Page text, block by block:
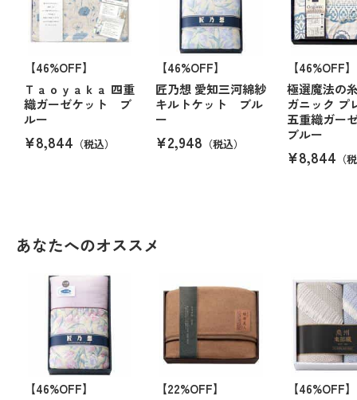
【46%OFF】
Ｔａｏｙａｋａ 四重
織ガーゼケット ブ
ルー
¥8,844 （税込）
【46%OFF】
匠乃想 愛知三河綿紗
キルトケット ブル
ー
¥2,948 （税込）
【46%OFF】
極選魔法の
ガニック プ
五重織ガ
ブルー
¥8,844 （
あなたへのオススメ
【46%OFF】
【22%OFF】
【46%OFF】